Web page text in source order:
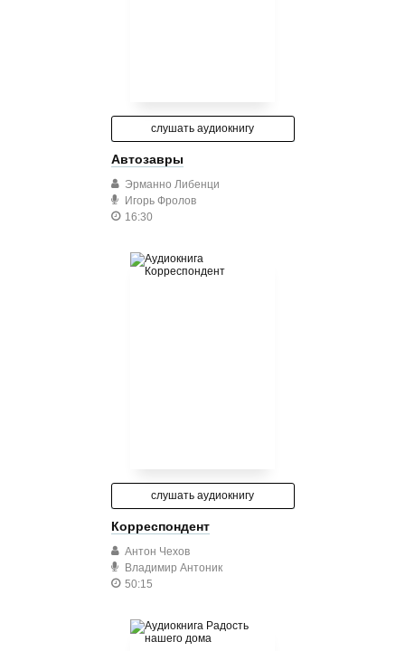
слушать аудиокнигу
Автозавры
Эрманно Либенци
Игорь Фролов
16:30
слушать аудиокнигу
Корреспондент
Антон Чехов
Владимир Антоник
50:15